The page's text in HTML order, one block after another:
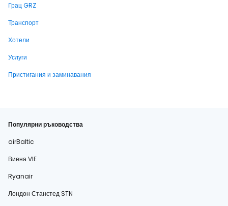
Грац GRZ
Транспорт
Хотели
Услуги
Пристигания и заминавания
Популярни ръководства
airBaltic
Виена VIE
Ryanair
Лондон Станстед STN